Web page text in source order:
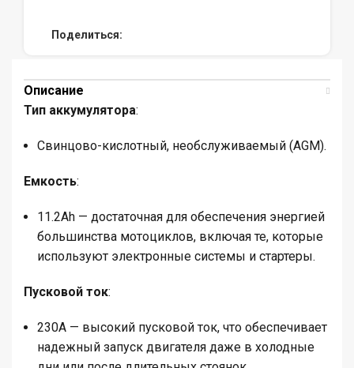
Поделиться:
Описание
Тип аккумулятора:
Свинцово-кислотный, необслуживаемый (AGM).
Емкость:
11.2Ah — достаточная для обеспечения энергией
большинства мотоциклов, включая те, которые
используют электронные системы и стартеры.
Пусковой ток:
230A — высокий пусковой ток, что обеспечивает
надежный запуск двигателя даже в холодные